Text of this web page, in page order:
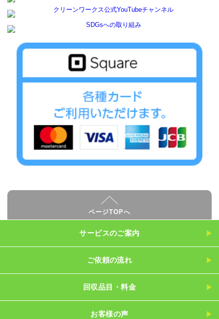
ページTOPへ
サービスのご案内
ご依頼の流れ
回収品目・料金
お客様の声